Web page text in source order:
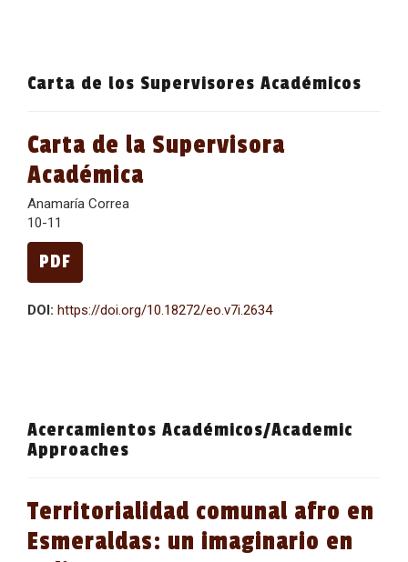
Carta de los Supervisores Académicos
Carta de la Supervisora
Académica
Anamaría Correa
10-11
PDF
DOI: https://doi.org/10.18272/eo.v7i.2634
Acercamientos Académicos/Academic
Approaches
Territorialidad comunal afro en
Esmeraldas: un imaginario en